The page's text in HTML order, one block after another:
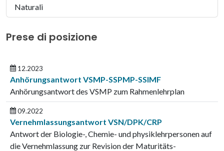
Naturali
Prese di posizione
12.2023
Anhörungsantwort VSMP-SSPMP-SSIMF
Anhörungsantwort des VSMP zum Rahmenlehrplan
09.2022
Vernehmlassungsantwort VSN/DPK/CRP
Antwort der Biologie-, Chemie- und physiklehrpersonen auf
die Vernehmlassung zur Revision der Maturitäts-